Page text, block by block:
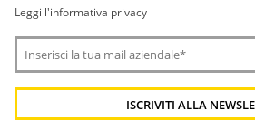
Leggi l'informativa privacy